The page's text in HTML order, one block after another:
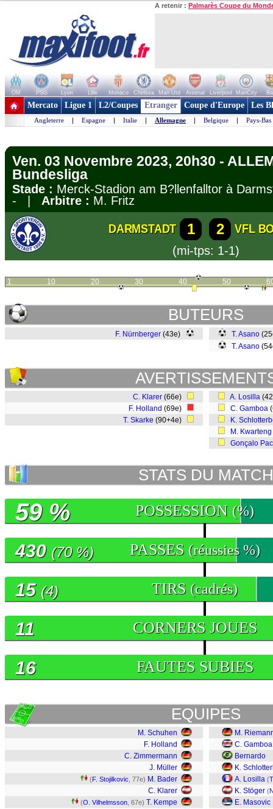
A retenir : Palmarès Coupe du
OM PSG Lyon Lille Monaco Chelsea Man Utd Arsenal Liverpool ManCity
+ de clubs
Mercato Ligue 1 L2/Coupes Etranger Coupe d'Europe Les
Angleterre | Espagne | Italie | Allemagne | Belgique | Pays-Bas
Ven. 03 Novembre 2023, 20h30 -
Bundesliga
Stade : Merck-Stadion am B?llenfalltor à
- | Arbitre : M. Fritz
DARMSTADT 1 2
VFL
(mi-tps: 1-1)
1 10 20 30 40 50
BUTEURS
F. Nürnberger (43e) T. Asano
T. Asano
C. Klarer (66e)
F. Holland (69e)
T. Skarke (90+4e)
A. Losilla
C. Gamboa
K.
M. Kwarteng
Gonçalo
STATS DU MATCH
POSSESSION (%)
59 %
PASSES (réussies %)
430 (70 %)
TIRS (cadrés)
15 (4)
CORNERS JOUES
11
FAUTES SUBIES
16
EQUIPES
M. Schuhen
F. Holland
C. Zimmermann
J. Müller
(F. Stojilkovic , 77e) M. Bader
C. Klarer
(O. Vilhelmsson , 67e) T. Kempe
M.
C. Gamboa
Bernardo
K.
A. Losilla (
K. Stöger (
E. Masovic